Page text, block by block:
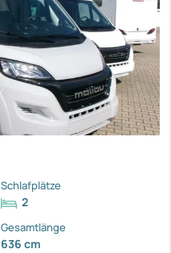
Schlafplätze
2
Gesamtlänge
636 cm